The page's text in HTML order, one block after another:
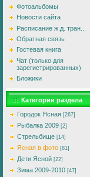
Фотоальбомы
Новости сайта
Расписание ж.д. тран...
Обратная связь
Гостевая книга
Чат (только для
зарегистрированных)
Бложики
Категории раздела
Городок Ясная [267]
Рыбалка 2009 [2]
Стрельбище [14]
Ясная в фото [81]
Дети Ясной [22]
Зима 2009-2010 [47]